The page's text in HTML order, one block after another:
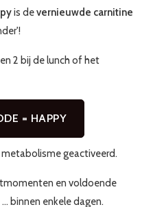
is devernieuwde carnitine
2 bij de lunch of het
= HAPPY
geactiveerd.
en voldoende
binnen enkele dagen.